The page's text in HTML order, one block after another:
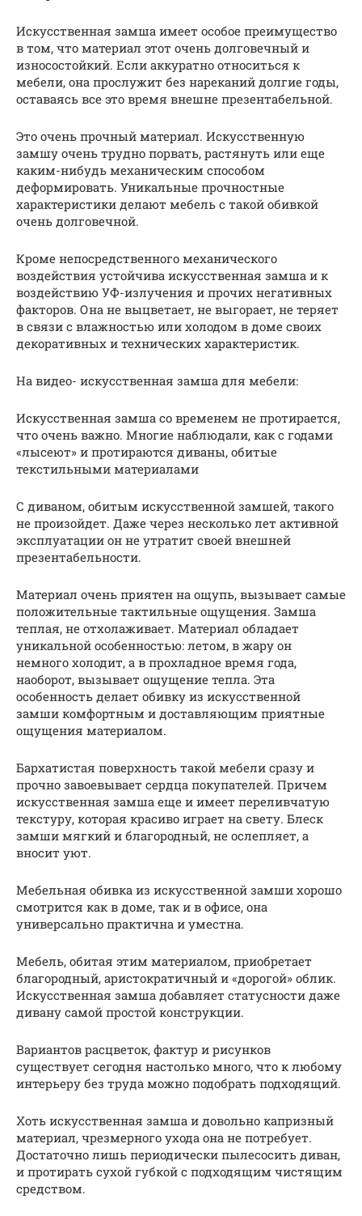
Искусственная замша имеет особое преимущество
в том, что материал этот очень долговечный и
износостойкий. Если аккуратно относиться к
мебели, она прослужит без нареканий долгие годы,
оставаясь все это время внешне презентабельной.
Это очень прочный материал. Искусственную
замшу очень трудно порвать, растянуть или еще
каким-нибудь механическим способом
деформировать. Уникальные прочностные
характеристики делают мебель с такой обивкой
очень долговечной.
Кроме непосредственного механического
воздействия устойчива искусственная замша и к
воздействию УФ-излучения и прочих негативных
факторов. Она не выцветает, не выгорает, не теряет
в связи с влажностью или холодом в доме своих
декоративных и технических характеристик.
На видео- искусственная замша для мебели:
Искусственная замша со временем не протирается,
что очень важно. Многие наблюдали, как с годами
«лысеют» и протираются диваны, обитые
текстильными материалами
С диваном, обитым искусственной замшей, такого
не произойдет. Даже через несколько лет активной
эксплуатации он не утратит своей внешней
презентабельности.
Материал очень приятен на ощупь, вызывает самые
положительные тактильные ощущения. Замша
теплая, не отхолаживает. Материал обладает
уникальной особенностью: летом, в жару он
немного холодит, а в прохладное время года,
наоборот, вызывает ощущение тепла. Эта
особенность делает обивку из искусственной
замши комфортным и доставляющим приятные
ощущения материалом.
Бархатистая поверхность такой мебели сразу и
прочно завоевывает сердца покупателей. Причем
искусственная замша еще и имеет переливчатую
текстуру, которая красиво играет на свету. Блеск
замши мягкий и благородный, не ослепляет, а
вносит уют.
Мебельная обивка из искусственной замши хорошо
смотрится как в доме, так и в офисе, она
универсально практична и уместна.
Мебель, обитая этим материалом, приобретает
благородный, аристократичный и «дорогой» облик.
Искусственная замша добавляет статусности даже
дивану самой простой конструкции.
Вариантов расцветок, фактур и рисунков
существует сегодня настолько много, что к любому
интерьеру без труда можно подобрать подходящий.
Хоть искусственная замша и довольно капризный
материал, чрезмерного ухода она не потребует.
Достаточно лишь периодически пылесосить диван,
и протирать сухой губкой с подходящим чистящим
средством.